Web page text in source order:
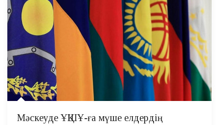
Мәскеуде ҰҚШҰ-ға мүше елдердің